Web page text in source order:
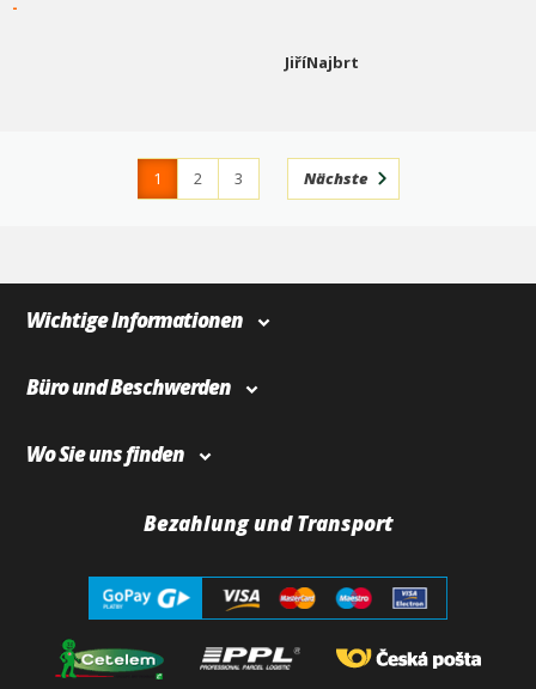
-
JiříNajbrt
1 2
3
Nächste
Wichtige Informationen
Büro und Beschwerden
Wo Sie uns finden
Bezahlung und Transport